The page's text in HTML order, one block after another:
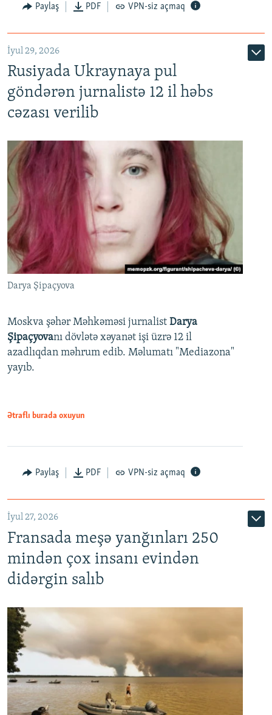
Paylaş PDF VPN-siz açmaq
İyul 29, 2026
Rusiyada Ukraynaya pul
göndərən jurnalistə 12 il həbs
cəzası verilib
Darya Şipaçyova
Moskva şəhər Məhkəməsi jurnalist Darya
Şipaçyovanı dövlətə xəyanət işi üzrə 12 il
azadlıqdan məhrum edib. Məlumatı "Mediazona"
yayıb.
Ətraflı burada oxuyun
Paylaş PDF VPN-siz açmaq
İyul 27, 2026
Fransada meşə yanğınları 250
mindən çox insanı evindən
didərgin salıb